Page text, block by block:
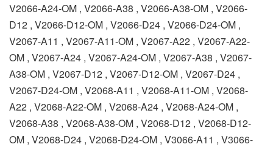
V2066-A24-OM , V2066-A38 , V2066-A38-OM , V2066-
D12 , V2066-D12-OM , V2066-D24 , V2066-D24-OM ,
V2067-A11 , V2067-A11-OM , V2067-A22 , V2067-A22-
OM , V2067-A24 , V2067-A24-OM , V2067-A38 , V2067-
A38-OM , V2067-D12 , V2067-D12-OM , V2067-D24 ,
V2067-D24-OM , V2068-A11 , V2068-A11-OM , V2068-
A22 , V2068-A22-OM , V2068-A24 , V2068-A24-OM ,
V2068-A38 , V2068-A38-OM , V2068-D12 , V2068-D12-
OM , V2068-D24 , V2068-D24-OM , V3066-A11 , V3066-